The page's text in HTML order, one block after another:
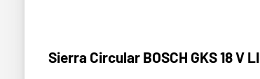
Sierra Circular BOSCH GKS 18 V LI